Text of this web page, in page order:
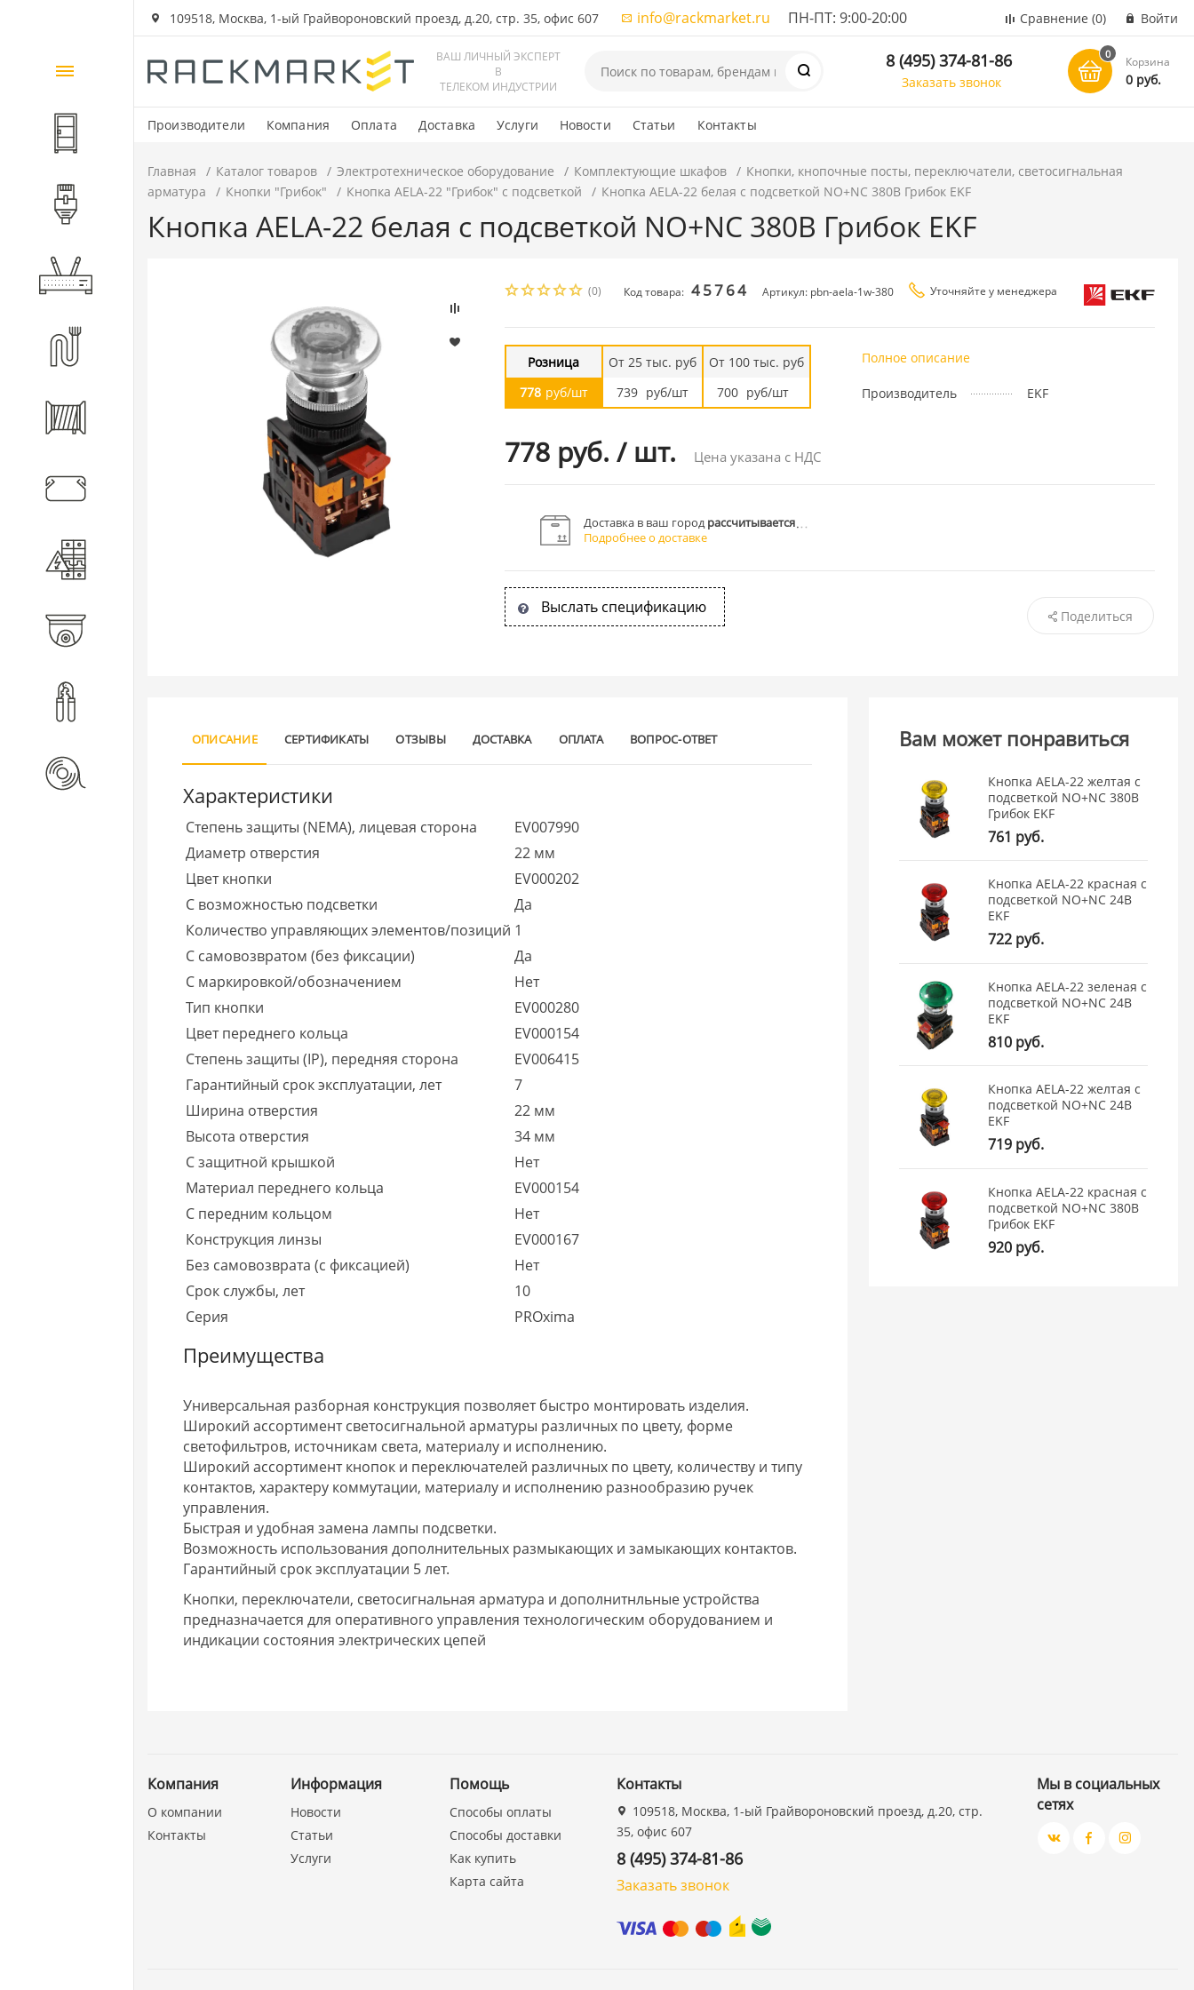
109518, Москва, 1-ый Грайвороновский проезд, д.20, стр. 35, офис 607 info@rackmarket.ru ПН-ПТ: 9:00-20:00 Сравнение (0) Войти
ВАШ ЛИЧНЫЙ ЭКСПЕРТ
В
ТЕЛЕКОМ ИНДУСТРИИ
8 (495) 374-81-86
Заказать звонок
0
Корзина
0 руб.
Производители Компания Оплата Доставка Услуги Новости Статьи Контакты
Каталог
товаров
Шкафы и стойки
Компоненты СКС
Кабеленесущие системы
Главная Каталог товаров Электротехническое оборудование Комплектующие шкафов
Кнопки, кнопочные посты, переключатели, светосигнальная
арматура
Кнопки "Грибок" Кнопка AELA-22 "Грибок" с подсветкой Кнопка AELA-22 белая с подсветкой NO+NC 380В Грибок EKF
Кнопка AELA-22 белая с подсветкой NO+NC 380В Грибок EKF
(0) Код товара: 45764 Артикул: pbn-aela-1w-380 Уточняйте у менеджера
Розница
778 руб/шт
От 25 тыс. руб
739 руб/шт
От 100 тыс. руб
700 руб/шт
778 руб. / шт. Цена указана с НДС
Полное описание
Производитель EKF
Доставка в ваш городрассчитывается
Подробнее о доставке
Выслать спецификацию Поделиться
ОПИСАНИЕ СЕРТИФИКАТЫ ОТЗЫВЫ ДОСТАВКА ОПЛАТА ВОПРОС-ОТВЕТ
Характеристики
Степень защиты (NEMA), лицевая сторона
EV007990
Диаметр отверстия
22 мм
Цвет кнопки
EV000202
С возможностью подсветки
Да
Количество управляющих элементов/позиций 1
С самовозвратом (без фиксации)
Да
С маркировкой/обозначением
Нет
Тип кнопки
EV000280
Цвет переднего кольца
EV000154
Степень защиты (IP), передняя сторона
EV006415
Гарантийный срок эксплуатации, лет
7
Ширина отверстия
22 мм
Высота отверстия
34 мм
С защитной крышкой
Нет
Материал переднего кольца
EV000154
С передним кольцом
Нет
Конструкция линзы
EV000167
Без самовозврата (с фиксацией)
Нет
Срок службы, лет
10
Серия
PROxima
Преимущества
Универсальная разборная конструкция позволяет быстро монтировать изделия.
Широкий ассортимент светосигнальной арматуры различных по цвету, форме
светофильтров, источникам света, материалу и исполнению.
Широкий ассортимент кнопок и переключателей различных по цвету, количеству и типу
контактов, характеру коммутации, материалу и исполнению разнообразию ручек
управления.
Быстрая и удобная замена лампы подсветки.
Возможность использования дополнительных размыкающих и замыкающих контактов.
Гарантийный срок эксплуатации 5 лет.
Кнопки, переключатели, светосигнальная арматура и дополнитнльные устройства
предназначается для оперативного управления технологическим оборудованием и
индикации состояния электрических цепей
Вам может понравиться
Кнопка AELA-22 желтая с
подсветкой NO+NC 380В
Грибок EKF
761 руб.
Кнопка AELA-22 красная с
подсветкой NO+NC 24В
EKF
722 руб.
Кнопка AELA-22 зеленая с
подсветкой NO+NC 24В
EKF
810 руб.
Кнопка AELA-22 желтая с
подсветкой NO+NC 24В
EKF
719 руб.
Кнопка AELA-22 красная с
подсветкой NO+NC 380В
Грибок EKF
920 руб.
Компания
О компании
Контакты
Информация
Новости
Статьи
Услуги
Помощь
Способы оплаты
Способы доставки
Как купить
Карта сайта
Контакты
109518, Москва, 1-ый Грайвороновский проезд, д.20, стр.
35, офис 607
8 (495) 374-81-86
Заказать звонок
Мы в социальных
сетях